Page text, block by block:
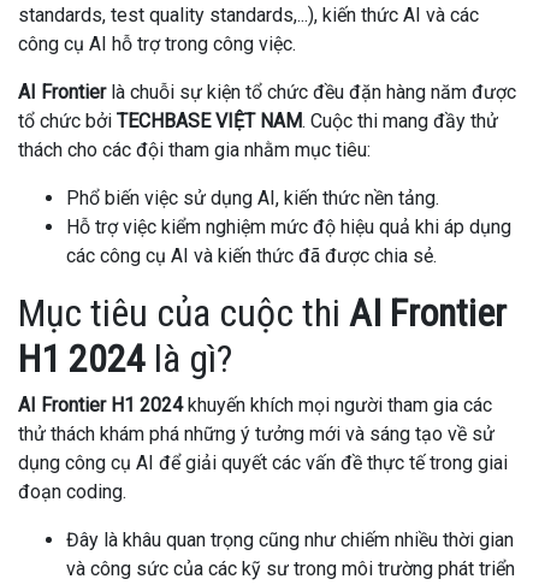
standards, test quality standards,...), kiến thức AI và các
công cụ AI hỗ trợ trong công việc.
AI Frontier là chuỗi sự kiện tổ chức đều đặn hàng năm được
tổ chức bởi TECHBASE VIỆT NAM. Cuộc thi mang đầy thử
thách cho các đội tham gia nhằm mục tiêu:
Phổ biến việc sử dụng AI, kiến thức nền tảng.
Hỗ trợ việc kiểm nghiệm mức độ hiệu quả khi áp dụng
các công cụ AI và kiến thức đã được chia sẻ.
Mục tiêu của cuộc thi AI Frontier
H1 2024 là gì?
AI Frontier H1 2024 khuyến khích mọi người tham gia các
thử thách khám phá những ý tưởng mới và sáng tạo về sử
dụng công cụ AI để giải quyết các vấn đề thực tế trong giai
đoạn coding.
Đây là khâu quan trọng cũng như chiếm nhiều thời gian
và công sức của các kỹ sư trong môi trường phát triển